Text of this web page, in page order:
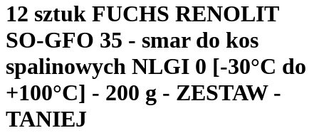
12 sztuk FUCHS RENOLIT
SO-GFO 35 - smar do kos
spalinowych NLGI 0 [-30°C do
+100°C] - 200 g - ZESTAW -
TANIEJ